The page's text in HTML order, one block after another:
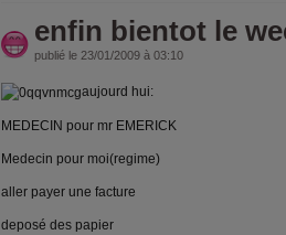
enfin bientot le
publié le 23/01/2009 à 03:10
aujourd hui:
MEDECIN pour mr EMERICK
Medecin pour moi(regime)
aller payer une facture
deposé des papier